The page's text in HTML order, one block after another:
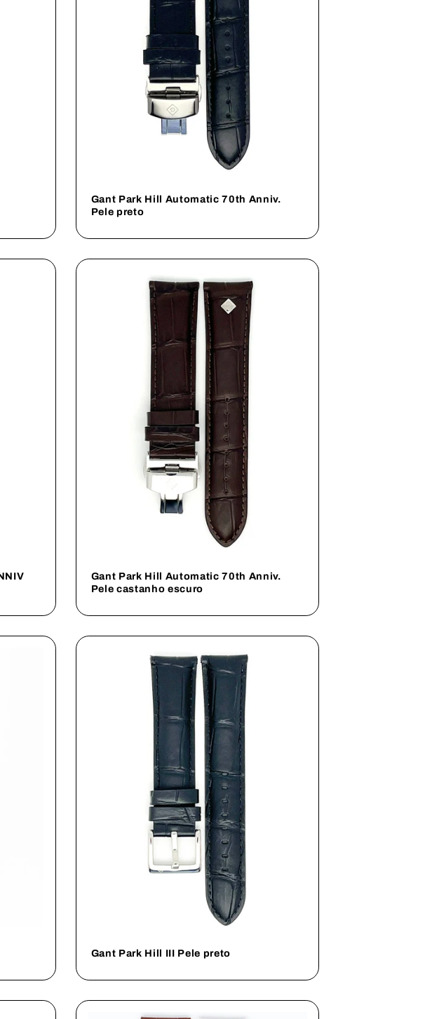
Gant Park Hill Automatic 70th Anniv.
Pele preto
Gant Park Hill Automatic 70th Anniv.
Pele castanho escuro
Gant Park Hill III Pele preto